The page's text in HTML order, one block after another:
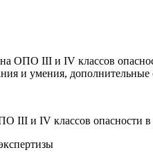
ОПО III и IV классов
и умения, дополнительные
и IV классов опасности в